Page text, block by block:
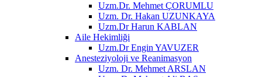
Uzm.Dr. Mehmet ÇORUMLU
Uzm. Dr. Hakan UZUNKAYA
Uzm.Dr Harun KABLAN
Aile Hekimliği
Uzm.Dr Engin YAVUZER
Anesteziyoloji ve Reanimasyon
Uzm. Dr. Mehmet ARSLAN